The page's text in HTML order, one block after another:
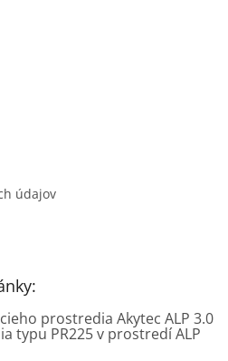
údajov
prostredia Akytec ALP 3.0
typu PR225 v prostredí ALP